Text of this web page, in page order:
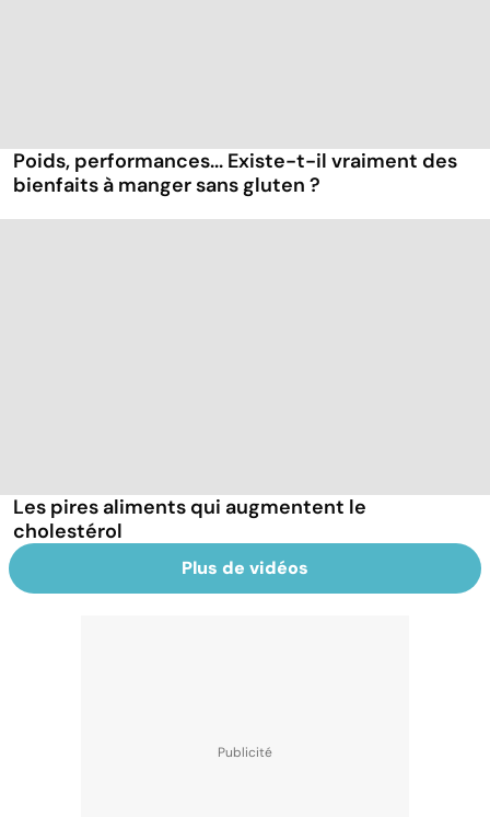
Poids, performances... Existe-t-il vraiment des
bienfaits à manger sans gluten ?
Les pires aliments qui augmentent le
cholestérol
Plus de vidéos